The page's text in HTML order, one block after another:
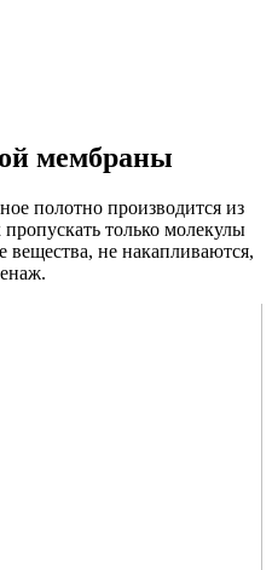
мембраны
полотно производится из
только молекулы
вещества, не накапливаются,